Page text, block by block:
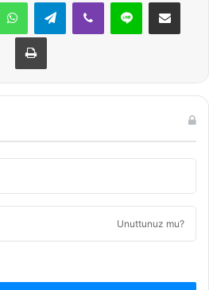
Yazdır
Unuttunuz mu?